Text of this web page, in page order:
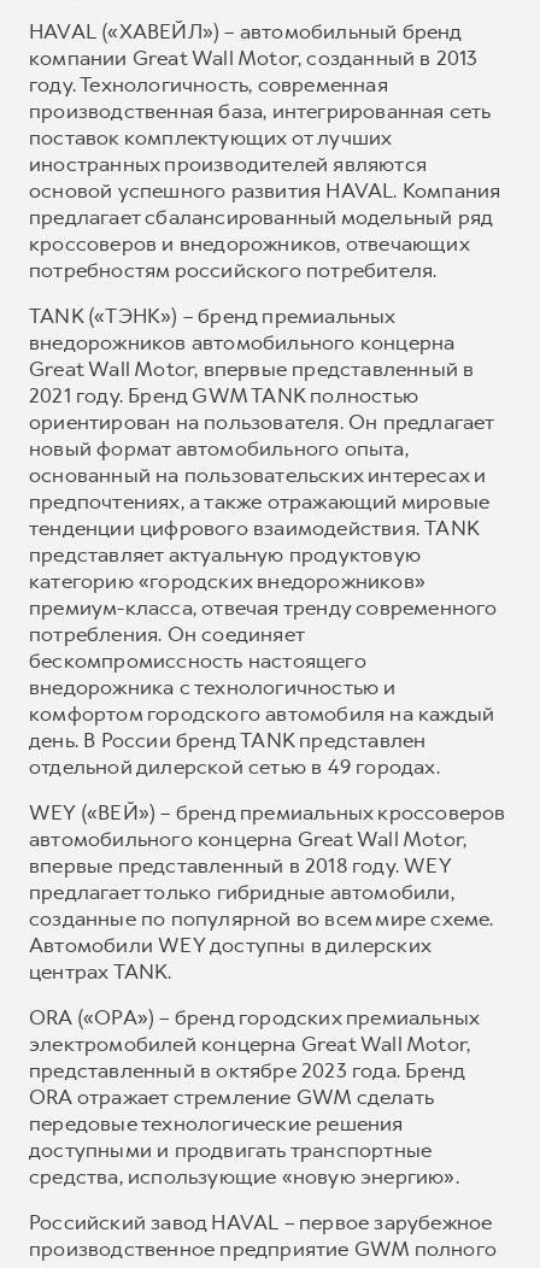
HAVAL («ХАВЕЙЛ») – автомобильный бренд
компании Great Wall Motor, созданный в 2013
году. Технологичность, современная
производственная база, интегрированная сеть
поставок комплектующих от лучших
иностранных производителей являются
основой успешного развития HAVAL. Компания
предлагает сбалансированный модельный ряд
кроссоверов и внедорожников, отвечающих
потребностям российского потребителя.
TANK («ТЭНК») – бренд премиальных
внедорожников автомобильного концерна
Great Wall Motor, впервые представленный в
2021 году. Бренд GWM TANK полностью
ориентирован на пользователя. Он предлагает
новый формат автомобильного опыта,
основанный на пользовательских интересах и
предпочтениях, а также отражающий мировые
тенденции цифрового взаимодействия. TANK
представляет актуальную продуктовую
категорию «городских внедорожников»
премиум-класса, отвечая тренду современного
потребления. Он соединяет
бескомпромиссность настоящего
внедорожника с технологичностью и
комфортом городского автомобиля на каждый
день. В России бренд TANK представлен
отдельной дилерской сетью в 49 городах.
WEY («ВЕЙ») – бренд премиальных кроссоверов
автомобильного концерна Great Wall Motor,
впервые представленный в 2018 году. WEY
предлагает только гибридные автомобили,
созданные по популярной во всем мире схеме.
Автомобили WEY доступны в дилерских
центрах TANK.
ORA («ОРА») – бренд городских премиальных
электромобилей концерна Great Wall Motor,
представленный в октябре 2023 года. Бренд
ORA отражает стремление GWM сделать
передовые технологические решения
доступными и продвигать транспортные
средства, использующие «новую энергию».
Российский завод HAVAL – первое зарубежное
производственное предприятие GWM полного